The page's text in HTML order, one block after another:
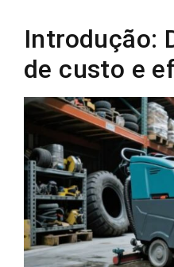
Introdução:
de custo e